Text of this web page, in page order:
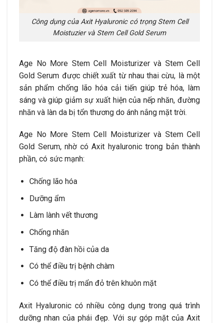
Công dụng của Axit Hyaluronic có trọng Stem Cell
Moistuzier và Stem Cell Gold Serum
Age No More Stem Cell Moisturizer và Stem Cell
Gold Serum được chiết xuất từ nhau thai cừu, là một
sản phẩm chống lão hóa cải tiến giúp trẻ hóa, làm
sáng và giúp giảm sự xuất hiện của nếp nhăn, đường
nhăn và làn da bị tổn thương do ánh nắng mặt trời.
Age No More Stem Cell Moisturizer và Stem Cell
Gold Serum, nhờ có Axit hyaluronic trong bản thành
phần, có sức mạnh:
Chống lão hóa
Dưỡng ẩm
Làm lành vết thương
Chống nhăn
Tăng độ đàn hồi của da
Có thể điều trị bệnh chàm
Có thể điều trị mẩn đỏ trên khuôn mặt
Axit Hyaluronic có nhiều công dụng trong quá trình
dưỡng nhan của phái đẹp. Với sự góp mặt của Axit